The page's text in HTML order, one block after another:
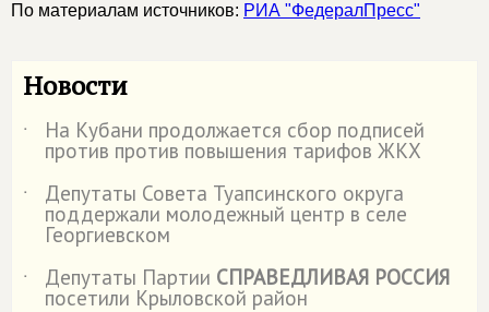
По материалам источников: РИА "ФедералПресс"
Новости
˙ На Кубани продолжается сбор подписей
против против повышения тарифов ЖКХ
˙
Депутаты Совета Туапсинского округа
поддержали молодежный центр в селе
Георгиевском
˙
Депутаты Партии СПРАВЕДЛИВАЯ РОССИЯ
посетили Крыловской район